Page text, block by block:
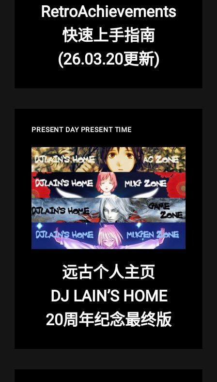
RetroAchievements
快速上手指南
(26.03.20更新)
PRESENT DAY PRESENT TIME
远古个人主页
DJ LAIN’S HOME
20周年纪念最终版